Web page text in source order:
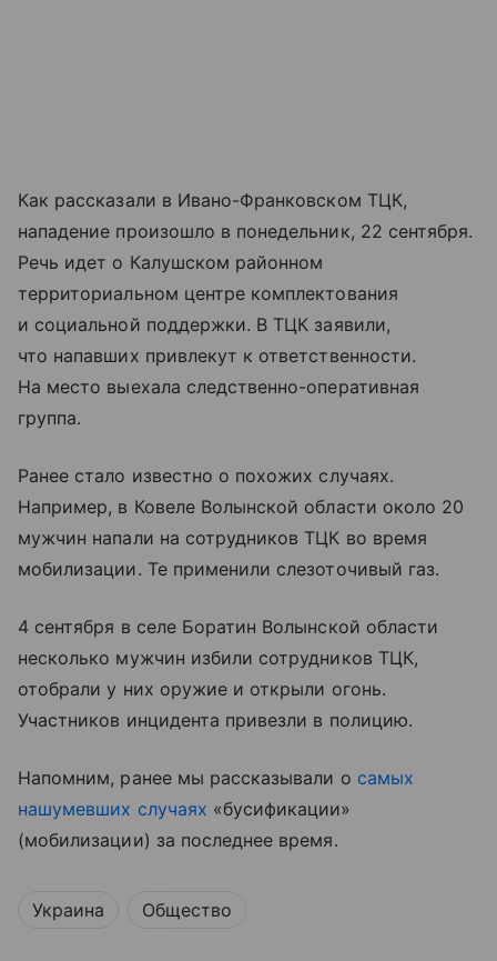
Как рассказали в Ивано-Франковском ТЦК,
нападение произошло в понедельник, 22 сентября.
Речь идет о Калушском районном
территориальном центре комплектования
и социальной поддержки. В ТЦК заявили,
что напавших привлекут к ответственности.
На место выехала следственно-оперативная
группа.
Ранее стало известно о похожих случаях.
Например, в Ковеле Волынской области около 20
мужчин напали на сотрудников ТЦК во время
мобилизации. Те применили слезоточивый газ.
4 сентября в селе Боратин Волынской области
несколько мужчин избили сотрудников ТЦК,
отобрали у них оружие и открыли огонь.
Участников инцидента привезли в полицию.
Напомним, ранее мы рассказывали о самых
нашумевших случаях «бусификации»
(мобилизации) за последнее время.
Украина Общество